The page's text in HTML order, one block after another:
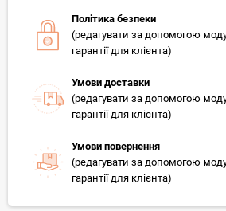
Політика безпеки
(редагувати за допомогою
гарантії для клієнта)
Умови доставки
(редагувати за допомогою
гарантії для клієнта)
Умови повернення
(редагувати за допомогою
гарантії для клієнта)